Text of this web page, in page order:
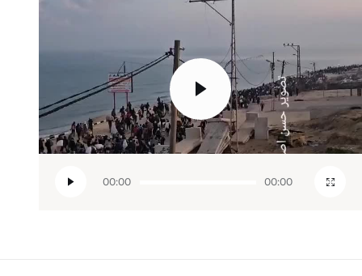
00:00 00:00